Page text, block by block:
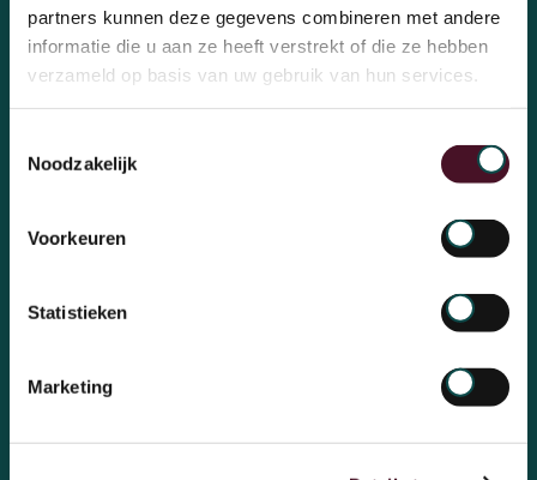
partners kunnen deze gegevens combineren met andere
informatie die u aan ze heeft verstrekt of die ze hebben
verzameld op basis van uw gebruik van hun services.
Noodzakelijk
Voorkeuren
Statistieken
Marketing
Aanmelden voor de inhousedag